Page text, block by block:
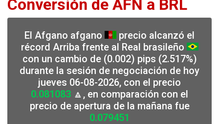
Conversión de AFN a BRL
El Afgano afgano
precio alcanzó el
récord Arriba frente al Real brasileño
con un cambio de (0.002) pips (2.517%)
durante la sesión de negociación de hoy
jueves 06-08-2026, con el precio
0.081083 🔼, en comparación con el
precio de apertura de la mañana fue
0.079451